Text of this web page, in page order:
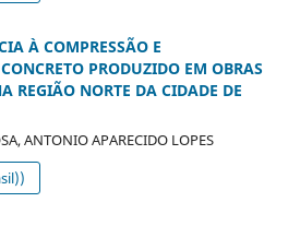
À COMPRESSÃO E
PRODUZIDO EM OBRAS
REGIÃO NORTE DA CIDADE DE
ANTONIO APARECIDO LOPES